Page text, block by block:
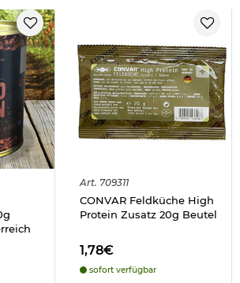
Art. 709311
CONVAR Feldküche High
Protein Zusatz 20g Beutel
1,78€
sofort verfügbar